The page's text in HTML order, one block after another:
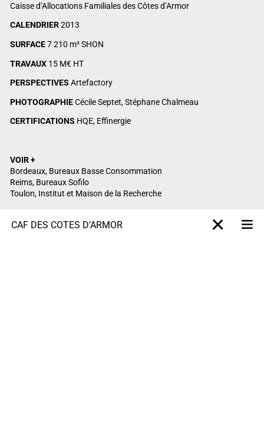
CAF DES CÔTES D’ARMOR X-projet
Caisse d’Allocations Familiales des Côtes d’Armor
CALENDRIER2013
SURFACE7 210 m² SHON
TRAVAUX 15 M€ HT
PERSPECTIVES Artefactory
PHOTOGRAPHIECécile Septet, Stéphane Chalmeau
CERTIFICATIONS HQE, Effinergie
VOIR +
Bordeaux, Bureaux Basse Consommation
Reims, Bureaux Sofilo
Toulon, Institut et Maison de la Recherche